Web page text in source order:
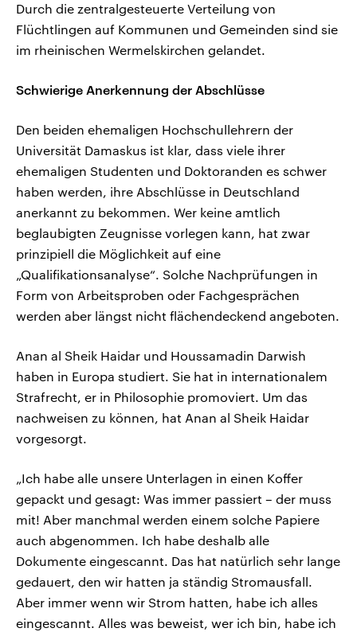
Durch die zentralgesteuerte Verteilung von
Flüchtlingen auf Kommunen und Gemeinden sind sie
im rheinischen Wermelskirchen gelandet.
Schwierige Anerkennung der Abschlüsse
Den beiden ehemaligen Hochschullehrern der
Universität Damaskus ist klar, dass viele ihrer
ehemaligen Studenten und Doktoranden es schwer
haben werden, ihre Abschlüsse in Deutschland
anerkannt zu bekommen. Wer keine amtlich
beglaubigten Zeugnisse vorlegen kann, hat zwar
prinzipiell die Möglichkeit auf eine
„Qualifikationsanalyse“. Solche Nachprüfungen in
Form von Arbeitsproben oder Fachgesprächen
werden aber längst nicht flächendeckend angeboten.
Anan al Sheik Haidar und Houssamadin Darwish
haben in Europa studiert. Sie hat in internationalem
Strafrecht, er in Philosophie promoviert. Um das
nachweisen zu können, hat Anan al Sheik Haidar
vorgesorgt.
„Ich habe alle unsere Unterlagen in einen Koffer
gepackt und gesagt: Was immer passiert – der muss
mit! Aber manchmal werden einem solche Papiere
auch abgenommen. Ich habe deshalb alle
Dokumente eingescannt. Das hat natürlich sehr lange
gedauert, den wir hatten ja ständig Stromausfall.
Aber immer wenn wir Strom hatten, habe ich alles
eingescannt. Alles was beweist, wer ich bin, habe ich